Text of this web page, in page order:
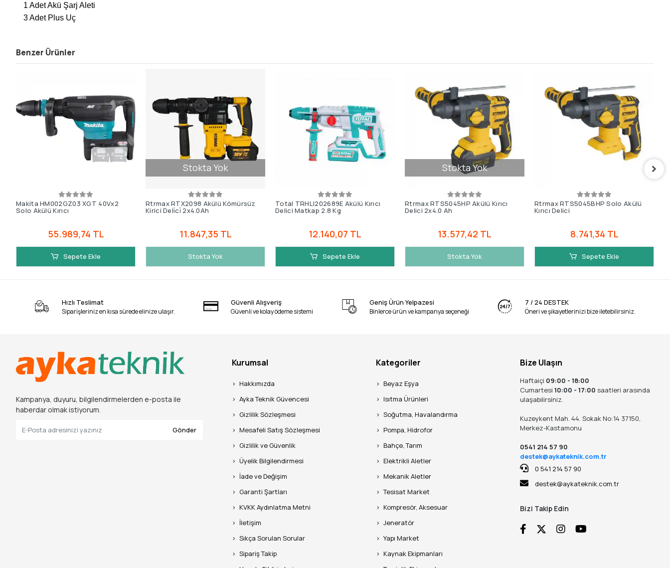
1 Adet Akü Şarj Aleti
3 Adet Plus Uç
Benzer Ürünler
Makita HM002GZ03 XGT 40Vx2
Solo Akülü Kırıcı
55.989,74 TL
Sepete Ekle
Stokta Yok
Rtrmax RTX2098 Akülü Kömürsüz
Kirici Deli̇ci̇ 2x4.0Ah
11.847,35 TL
Stokta Yok
Total TRHLI202689E Akülü Kırıcı
Delici Matkap 2.8 Kg
12.140,07 TL
Sepete Ekle
Stokta Yok
Rtrmax RTS5045HP Akülü Kırıcı
Delici 2x4.0 Ah
13.577,42 TL
Stokta Yok
Rtrmax RTS5045BHP Solo Akülü
Kırıcı Delici
8.741,34 TL
Sepete Ekle
Hızlı Teslimat
Siparişleriniz en kısa sürede elinize ulaşır.
Güvenli Alışveriş
Güvenli ve kolay ödeme sistemi
Geniş Ürün Yelpazesi
Binlerce ürün ve kampanya seçeneği
7 / 24 DESTEK
Öneri ve şikayetlerinizi bize iletebilirsiniz.
Kampanya, duyuru, bilgilendirmelerden e-posta ile
haberdar olmak istiyorum.
Gönder
Kurumsal
Hakkımızda
Ayka Teknik Güvencesi
Gizlilik Sözleşmesi
Mesafeli Satış Sözleşmesi
Gizlilik ve Güvenlik
Üyelik Bilgilendirmesi
İade ve Değişim
Garanti Şartları
KVKK Aydınlatma Metni
İletişim
Sıkça Sorulan Sorular
Sipariş Takip
Kategoriler
Beyaz Eşya
Isıtma Ürünleri
Soğutma, Havalandırma
Pompa, Hidrofor
Bahçe, Tarım
Elektrikli Aletler
Mekanik Aletler
Tesisat Market
Kompresör, Aksesuar
Jeneratör
Yapı Market
Kaynak Ekipmanları
Bize Ulaşın
Haftaiçi 09:00 - 18:00
Cumartesi10:00 - 17:00 saatleri arasında
ulaşabilirsiniz.
Kuzeykent Mah. 44. Sokak No:14 37150,
Merkez-Kastamonu
0541 214 57 90
destek@aykateknik.com.tr
0 541 214 57 90
destek@aykateknik.com.tr
Bizi Takip Edin